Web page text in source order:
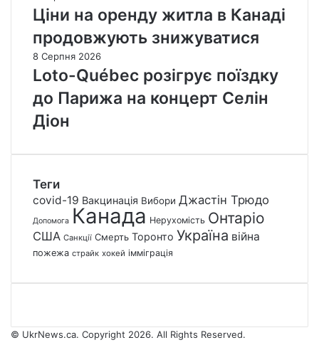
Ціни на оренду житла в Канаді
продовжують знижуватися
8 Серпня 2026
Loto-Québec розігрує поїздку
до Парижа на концерт Селін
Діон
Теги
covid-19 Вакцинація Вибори Джастін Трюдо
Допомога Канада Нерухомість Онтаріо
США Санкції Смерть Торонто Україна війна
пожежа страйк хокей імміграція
© UkrNews.ca. Copyright 2026. All Rights Reserved.